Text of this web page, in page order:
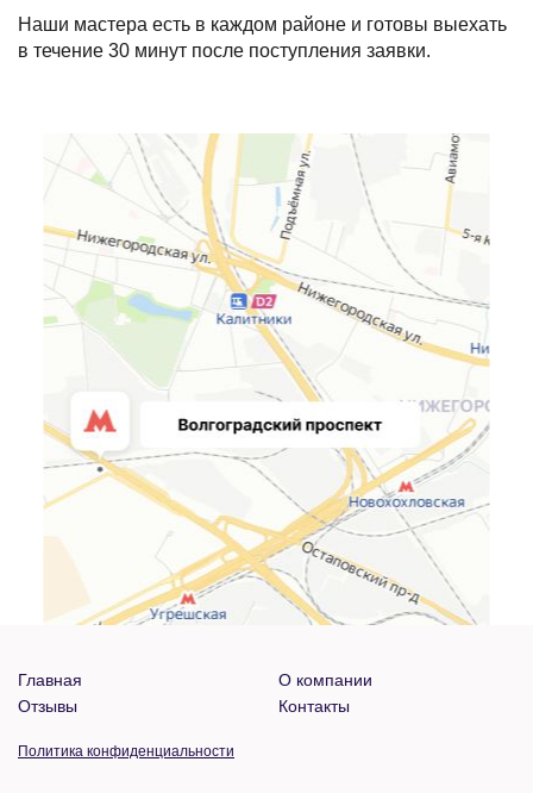
Наши мастера есть в каждом районе и готовы выехать
в течение 30 минут после поступления заявки.
Главная
О компании
Отзывы
Контакты
Политика конфиденциальности